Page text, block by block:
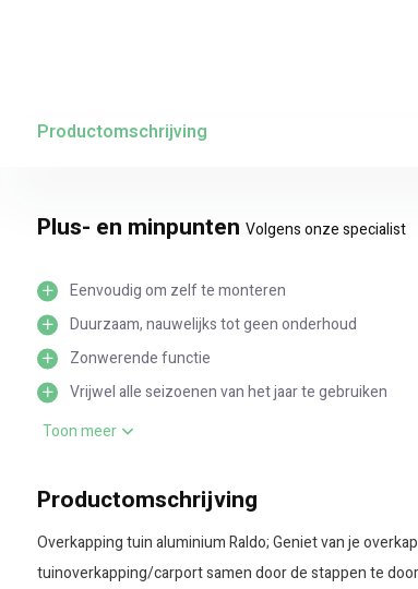
Productomschrijving
Plus- en minpunten Volgens onze specialist
Eenvoudig om zelf te monteren
Duurzaam, nauwelijks tot geen onderhoud
Zonwerende functie
Vrijwel alle seizoenen van het jaar te gebruiken
Bescherming bij regenslag
Vaste constructie aanwezig
Toon meer
Productomschrijving
Overkapping tuin aluminium Raldo; Geniet van je
tuinoverkapping/carport samen door de stappen te